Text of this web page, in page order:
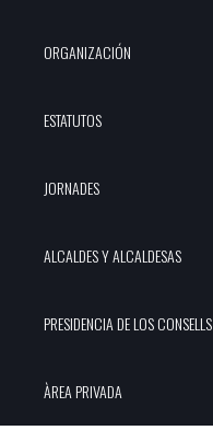
ORGANIZACIÓN
ESTATUTOS
JORNADES
ALCALDES Y ALCALDESAS
PRESIDENCIA DE LOS CONSELLS
ÀREA PRIVADA